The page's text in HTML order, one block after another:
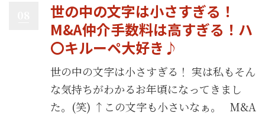
世の中の文字は小さすぎる！
M&A仲介手数料は高すぎる！ハ
〇キルーペ大好き♪
世の中の文字は小さすぎる！ 実は私もそん
な気持ちがわかるお年頃になってきまし
た。(笑) ↑この文字も小さいなぁ。 M&A